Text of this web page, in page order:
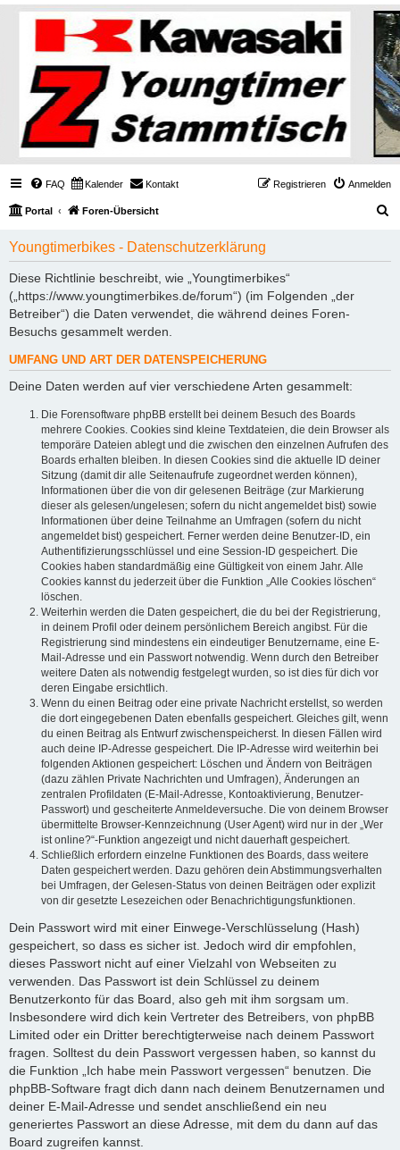
FAQ Kalender Kontakt Anmelden
Registrieren
Portal Foren-Übersicht
Youngtimerbikes - Datenschutzerklärung
Diese Richtlinie beschreibt, wie „Youngtimerbikes“
(„https://www.youngtimerbikes.de/forum“) (im Folgenden „der
Betreiber“) die Daten verwendet, die während deines Foren-
Besuchs gesammelt werden.
UMFANG UND ART DER DATENSPEICHERUNG
Deine Daten werden auf vier verschiedene Arten gesammelt:
Die Forensoftware phpBB erstellt bei deinem Besuch des Boards
mehrere Cookies. Cookies sind kleine Textdateien, die dein Browser als
temporäre Dateien ablegt und die zwischen den einzelnen Aufrufen des
Boards erhalten bleiben. In diesen Cookies sind die aktuelle ID deiner
Sitzung (damit dir alle Seitenaufrufe zugeordnet werden können),
Informationen über die von dir gelesenen Beiträge (zur Markierung
dieser als gelesen/ungelesen; sofern du nicht angemeldet bist) sowie
Informationen über deine Teilnahme an Umfragen (sofern du nicht
angemeldet bist) gespeichert. Ferner werden deine Benutzer-ID, ein
Authentifizierungsschlüssel und eine Session-ID gespeichert. Die
Cookies haben standardmäßig eine Gültigkeit von einem Jahr. Alle
Cookies kannst du jederzeit über die Funktion „Alle Cookies löschen“
löschen.
Weiterhin werden die Daten gespeichert, die du bei der Registrierung,
in deinem Profil oder deinem persönlichem Bereich angibst. Für die
Registrierung sind mindestens ein eindeutiger Benutzername, eine E-
Mail-Adresse und ein Passwort notwendig. Wenn durch den Betreiber
weitere Daten als notwendig festgelegt wurden, so ist dies für dich vor
deren Eingabe ersichtlich.
Wenn du einen Beitrag oder eine private Nachricht erstellst, so werden
die dort eingegebenen Daten ebenfalls gespeichert. Gleiches gilt, wenn
du einen Beitrag als Entwurf zwischenspeicherst. In diesen Fällen wird
auch deine IP-Adresse gespeichert. Die IP-Adresse wird weiterhin bei
folgenden Aktionen gespeichert: Löschen und Ändern von Beiträgen
(dazu zählen Private Nachrichten und Umfragen), Änderungen an
zentralen Profildaten (E-Mail-Adresse, Kontoaktivierung, Benutzer-
Passwort) und gescheiterte Anmeldeversuche. Die von deinem Browser
übermittelte Browser-Kennzeichnung (User Agent) wird nur in der „Wer
ist online?“-Funktion angezeigt und nicht dauerhaft gespeichert.
Schließlich erfordern einzelne Funktionen des Boards, dass weitere
Daten gespeichert werden. Dazu gehören dein Abstimmungsverhalten
bei Umfragen, der Gelesen-Status von deinen Beiträgen oder explizit
von dir gesetzte Lesezeichen oder Benachrichtigungsfunktionen.
Dein Passwort wird mit einer Einwege-Verschlüsselung (Hash)
gespeichert, so dass es sicher ist. Jedoch wird dir empfohlen,
dieses Passwort nicht auf einer Vielzahl von Webseiten zu
verwenden. Das Passwort ist dein Schlüssel zu deinem
Benutzerkonto für das Board, also geh mit ihm sorgsam um.
Insbesondere wird dich kein Vertreter des Betreibers, von phpBB
Limited oder ein Dritter berechtigterweise nach deinem Passwort
fragen. Solltest du dein Passwort vergessen haben, so kannst du
die Funktion „Ich habe mein Passwort vergessen“ benutzen. Die
phpBB-Software fragt dich dann nach deinem Benutzernamen und
deiner E-Mail-Adresse und sendet anschließend ein neu
generiertes Passwort an diese Adresse, mit dem du dann auf das
Board zugreifen kannst.